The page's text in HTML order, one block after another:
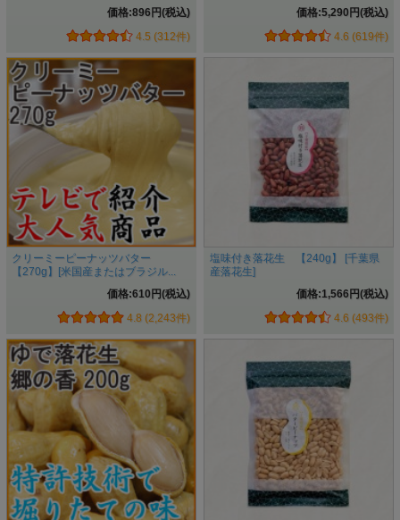
こだわりその四 落花生専用の焙煎釜でいつでも煎りたて。
落花生は香りが命。
鈴市商店では落花生専用の焙煎釜を持っているので
煎りたて。
同敷地内にあるお店で
焙煎後すぐ袋詰めして香りを閉じ込め
ます
脱酸素剤（鮮度保持剤）を一緒に入れそのままの香りでお届
けします。
こだわりその五 味と香りを最大限引き出す焙煎法「切断面
製法」
価格:896円(税込)
4.5 (312件)
価格:5,290円(税込)
4.6 (619件)
クリーミーピーナッツバター
【270g】[米国産またはブラジル...
価格:610円(税込)
4.8 (2,243件)
塩味付き落花生 【240g】 [千葉県
産落花生]
価格:1,566円(税込)
4.6 (493件)